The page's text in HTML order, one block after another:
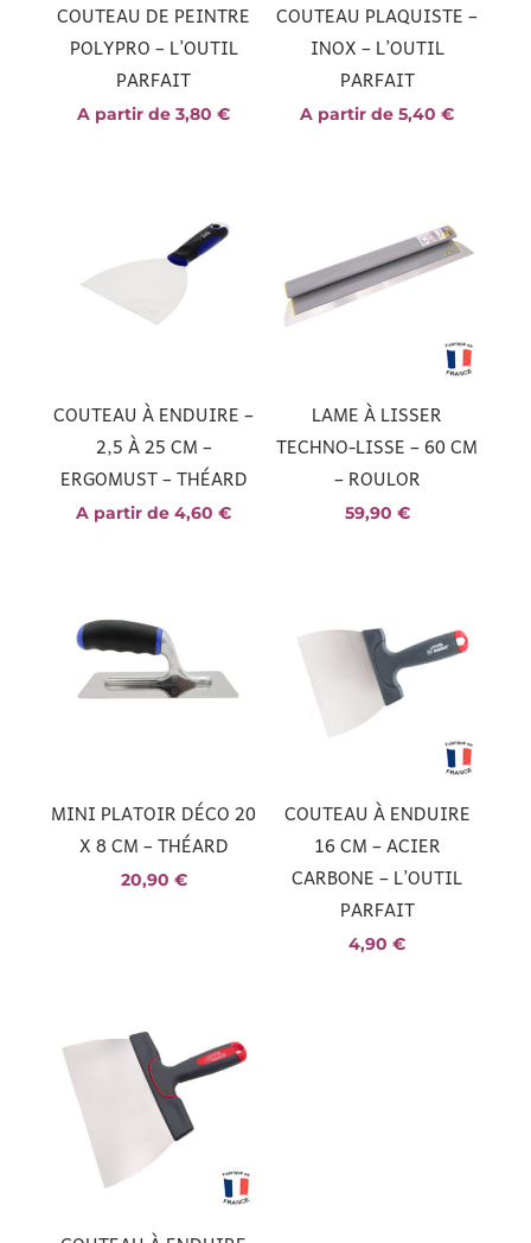
COUTEAU DE PEINTRE
POLYPRO – L’OUTIL
PARFAIT
A partir de3,80€
COUTEAU PLAQUISTE –
INOX – L’OUTIL
PARFAIT
A partir de5,40€
COUTEAU À ENDUIRE –
2,5 À 25 CM –
ERGOMUST – THÉARD
A partir de4,60€
LAME À LISSER
TECHNO-LISSE – 60 CM
– ROULOR
59,90 €
MINI PLATOIR DÉCO 20
X 8 CM – THÉARD
20,90 €
COUTEAU À ENDUIRE
16 CM – ACIER
CARBONE – L’OUTIL
PARFAIT
4,90€